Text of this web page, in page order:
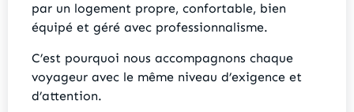
par un logement propre, confortable, bien
équipé et géré avec professionnalisme.
C’est pourquoi nous accompagnons chaque
voyageur avec le même niveau d’exigence et
d’attention.